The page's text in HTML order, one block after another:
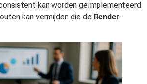
kan worden geïmplementeerd
kan vermijden die de Render-